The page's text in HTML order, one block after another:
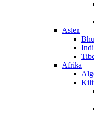
Asien
Afrika